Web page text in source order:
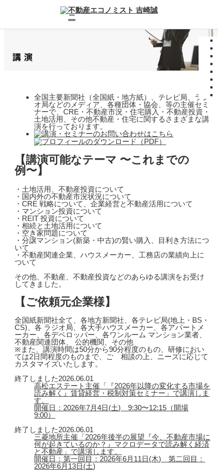
全国主要新聞社（全国紙・地方紙）、テレビ局、ラジ
オ局などのメディア、各種団体・協会、等の主催セミ
ナーで、CRE・不動産市況・住宅購入・不動産投資・
土地活用、その他不動産・住宅に関するさまざまな講
演を行っております。
【講演可能なテーマ 〜これまでの
例〜】
・土地活用、不動産投資について
・国内外の不動産市況状況について
・CRE 戦略について、企業経営と不動産活用について
・マンション投資について
・REIT 投資について
・相続と土地活用について
・空き家問題について
・分譲マンション(新築・中古)の賢い購入、目利き方法につ
いて
・不動産関連企業、ハウスメーカー、工務店の業績向上に
ついて
その他、不動産、不動産投資などのあらゆる講演をお受け
してきました。
【ご依頼元企業様】
全国紙新聞社全て、各地方新聞社、各テレビ局(地上・BS・
CS)、各 ラジオ局、各大手ハウスメーカー、各アパートメ
ーカー、各デベロッパー、各ワンルーム マンション業者、
不動産関連団体、 公的機関、その他
※また、講演時間は50分から90分程度のもの、研修におい
ては2日間程度のものまで、ご゙相談の上、ニーズに応じて
カスタマイズいたします。
終了しました2026.06.01
高松エステート主催「『2026年以降の変化する市場を
読み解く』賃貸経営・税制対策セミナー」で講演しま
す。
開催日：2026年7月4日(土) 9:30〜12:15（開場
9:00）
終了しました2026.06.01
三菱地所主催「2026年後半の展望『今、不動産市場に
何が起きているのか？』マクロデータで読み解く経済
と不動産」で講演します。
開催日：第一回目：2026年6月11日(木) 第二回目：
2026年6月13日(土)